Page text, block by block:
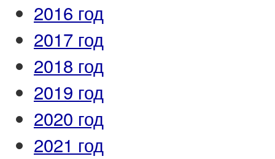
2016 год
2017 год
2018 год
2019 год
2020 год
2021 год